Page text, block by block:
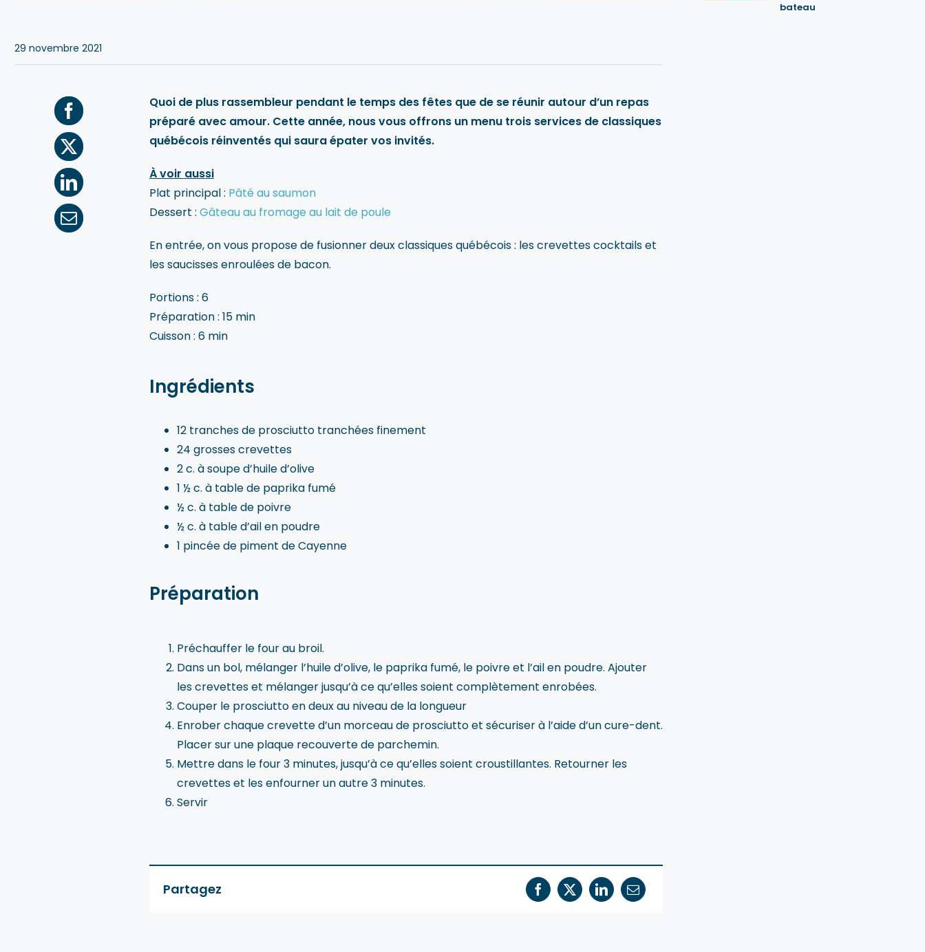
29 novembre 2021
Quoi de plus rassembleur pendant le temps des fêtes que de se réunir autour d’un repas
préparé avec amour. Cette année, nous vous offrons un menu trois services de classiques
québécois réinventés qui saura épater vos invités.
À voir aussi
Plat principal : Pâté au saumon
Dessert : Gâteau au fromage au lait de poule
En entrée, on vous propose de fusionner deux classiques québécois : les crevettes cocktails et
les saucisses enroulées de bacon.
Portions : 6
Préparation : 15 min
Cuisson : 6 min
Ingrédients
12 tranches de prosciutto tranchées finement
24 grosses crevettes
2 c. à soupe d’huile d’olive
1 ½ c. à table de paprika fumé
½ c. à table de poivre
½ c. à table d’ail en poudre
1 pincée de piment de Cayenne
Préparation
Préchauffer le four au broil.
Dans un bol, mélanger l’huile d’olive, le paprika fumé, le poivre et l’ail en poudre. Ajouter
les crevettes et mélanger jusqu’à ce qu’elles soient complètement enrobées.
Couper le prosciutto en deux au niveau de la longueur
Enrober chaque crevette d’un morceau de prosciutto et sécuriser à l’aide d’un cure-dent.
Placer sur une plaque recouverte de parchemin.
Mettre dans le four 3 minutes, jusqu’à ce qu’elles soient croustillantes. Retourner les
crevettes et les enfourner un autre 3 minutes.
Servir
Partagez
bateau